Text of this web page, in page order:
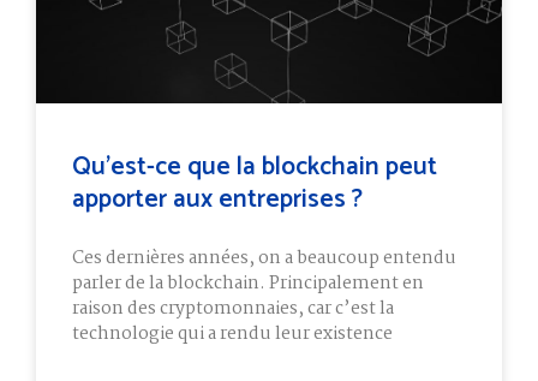
Qu’est-ce que la blockchain peut
apporter aux entreprises ?
Ces dernières années, on a beaucoup entendu
parler de la blockchain. Principalement en
raison des cryptomonnaies, car c’est la
technologie qui a rendu leur existence